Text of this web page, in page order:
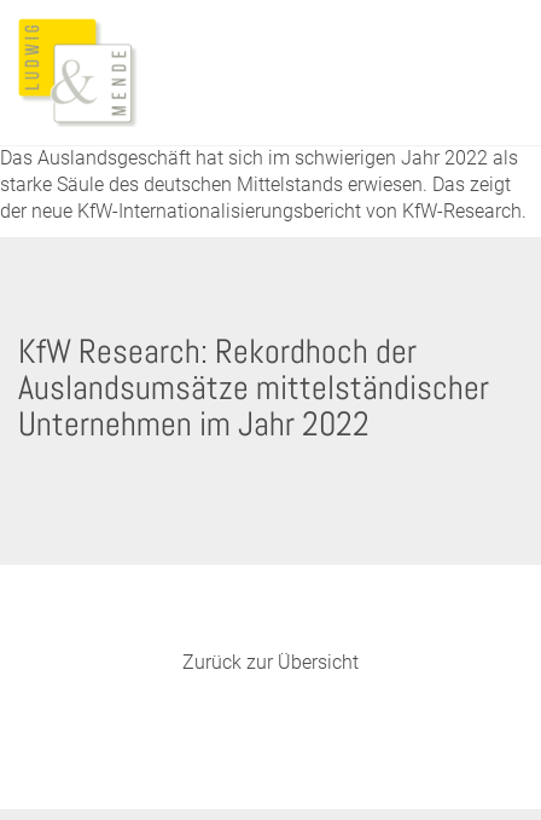
Das Auslandsgeschäft hat sich im schwierigen Jahr 2022 als
starke Säule des deutschen Mittelstands erwiesen. Das zeigt
der neue KfW-Internationalisierungsbericht von KfW-Research.
KfW Research: Rekordhoch der
Auslandsumsätze mittelständischer
Unternehmen im Jahr 2022
Zurück zur Übersicht